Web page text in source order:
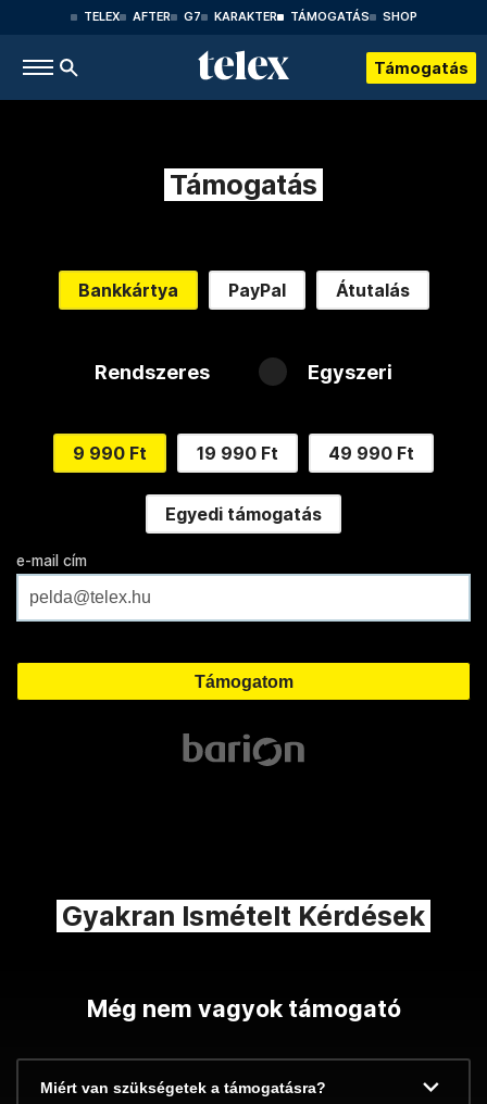
TELEX AFTER G7 KARAKTER TÁMOGATÁS SHOP
Támogatás
Támogatás
Bankkártya PayPal Átutalás
Rendszeres Egyszeri
9 990 Ft 19 990 Ft 49 990 Ft
Egyedi támogatás
e-mail cím
Gyakran Ismételt Kérdések
Még nem vagyok támogató
Miért van szükségetek a támogatásra?